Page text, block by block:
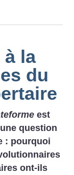
à la
du
est
question
: pourquoi
ont-ils